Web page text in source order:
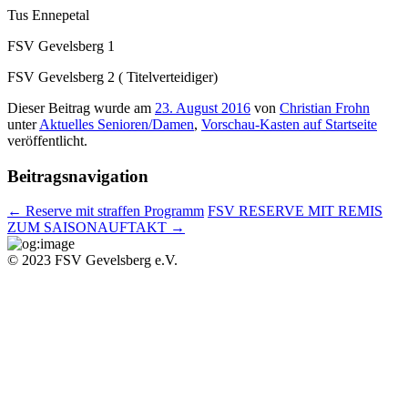
Tus Ennepetal
FSV Gevelsberg 1
FSV Gevelsberg 2 ( Titelverteidiger)
Dieser Beitrag wurde am 23. August 2016 von Christian Frohn
unterAktuelles Senioren/Damen, Vorschau-Kasten auf Startseite
veröffentlicht.
Beitragsnavigation
← Reserve mit straffen Programm FSV RESERVE MIT REMIS
ZUM SAISONAUFTAKT →
© 2023 FSV Gevelsberg e.V.
DOWNLOADS
LINKLISTE
WIR SUCHEN
SPORT BISTRO
WERBEN BEIM FSV
KONTAKT